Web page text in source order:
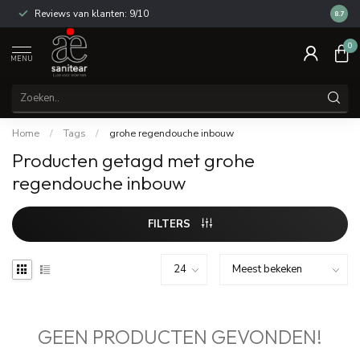
Reviews van klanten: 9/10 14
8.7
MENU
0
Home / Tags / grohe regendouche inbouw
Producten getagd met grohe
regendouche inbouw
FILTERS
GEEN PRODUCTEN GEVONDEN!